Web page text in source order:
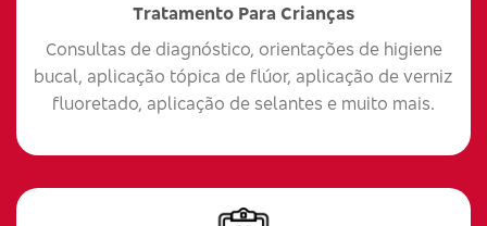
Tratamento Para Crianças
Consultas de diagnóstico, orientações de higiene
bucal, aplicação tópica de flúor, aplicação de verniz
fluoretado, aplicação de selantes e muito mais.